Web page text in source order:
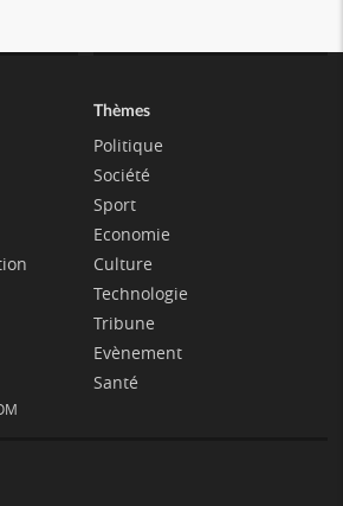
Thèmes
Politique
Société
Sport
Economie
Culture
Technologie
Tribune
Evènement
Santé